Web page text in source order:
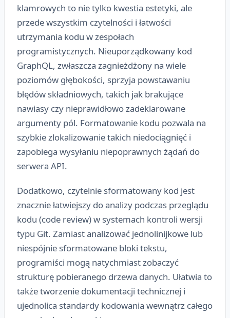
klamrowych to nie tylko kwestia estetyki, ale
przede wszystkim czytelności i łatwości
utrzymania kodu w zespołach
programistycznych. Nieuporządkowany kod
GraphQL, zwłaszcza zagnieżdżony na wiele
poziomów głębokości, sprzyja powstawaniu
błędów składniowych, takich jak brakujące
nawiasy czy nieprawidłowo zadeklarowane
argumenty pól. Formatowanie kodu pozwala na
szybkie zlokalizowanie takich niedociągnięć i
zapobiega wysyłaniu niepoprawnych żądań do
serwera API.
Dodatkowo, czytelnie sformatowany kod jest
znacznie łatwiejszy do analizy podczas przeglądu
kodu (code review) w systemach kontroli wersji
typu Git. Zamiast analizować jednolinijkowe lub
niespójnie sformatowane bloki tekstu,
programiści mogą natychmiast zobaczyć
strukturę pobieranego drzewa danych. Ułatwia to
także tworzenie dokumentacji technicznej i
ujednolica standardy kodowania wewnątrz całego